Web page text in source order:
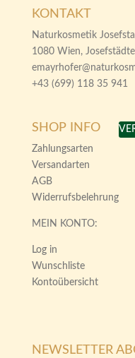
KONTAKT
Naturkosmetik
1080 Wien,
+43 (699) 118 35 941
SHOP INFO
Zahlungsarten
Versandarten
AGB
Widerrufsbelehrung
MEIN KONTO:
Log in
Wunschliste
Kontoübersicht
NEWSLETTER